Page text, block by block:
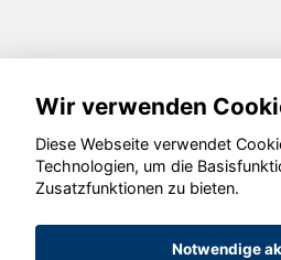
Wir verwenden
Diese Webseite verwendet
Technologien, um die
Zusatzfunktionen zu bieten.
Notwendige